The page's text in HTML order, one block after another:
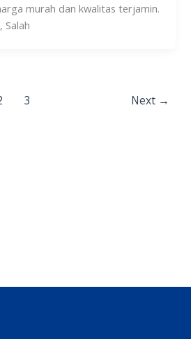
murah dan kwalitas terjamin.
Salah
3 Next →